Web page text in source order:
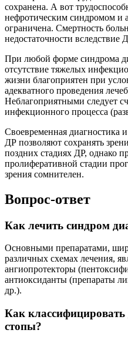
сохранена. А вот
нефротическим синдромом и
ограничена. Смертность
недостаточности вследствие
При любой форме синдрома
отсутствие тяжелых
жизни благоприятен при
адекватного проведения
Неблагоприятными следует
инфекционного процесса
Своевременная диагностика
ДР позволяют сохранять
поздних стадиях ДР, однако
пролиферативной стадии
зрения сомнителен.
Вопрос-ответ
Как лечить синдром
Основными препаратами,
различных схемах лечения,
ангиопротекторы
антиоксиданты (препараты
др.).
Как классифицировать
стопы?